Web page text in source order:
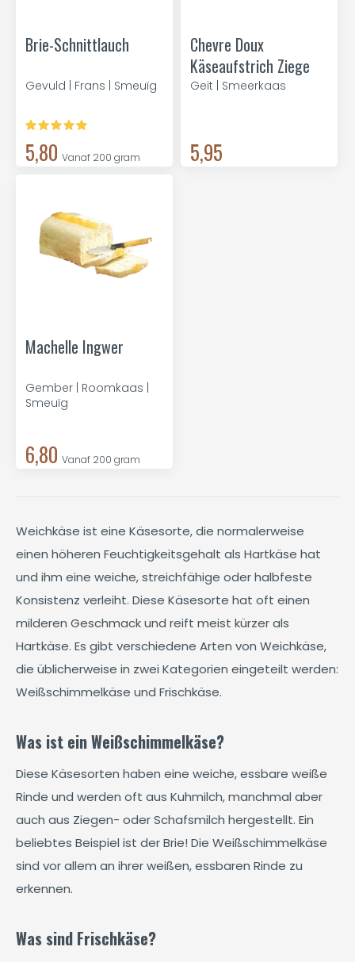
Brie-Schnittlauch
Gevuld | Frans | Smeuïg
5,80 Vanaf 200 gram
Chevre Doux
Käseaufstrich Ziege
Geit | Smeerkaas
5,95
Machelle Ingwer
Gember | Roomkaas |
Smeuïg
6,80 Vanaf 200 gram
Weichkäse ist eine Käsesorte, die normalerweise
einen höheren Feuchtigkeitsgehalt als Hartkäse hat
und ihm eine weiche, streichfähige oder halbfeste
Konsistenz verleiht. Diese Käsesorte hat oft einen
milderen Geschmack und reift meist kürzer als
Hartkäse. Es gibt verschiedene Arten von Weichkäse,
die üblicherweise in zwei Kategorien eingeteilt werden:
Weißschimmelkäse und Frischkäse.
Was ist ein Weißschimmelkäse?
Diese Käsesorten haben eine weiche, essbare weiße
Rinde und werden oft aus Kuhmilch, manchmal aber
auch aus Ziegen- oder Schafsmilch hergestellt. Ein
beliebtes Beispiel ist der Brie! Die Weißschimmelkäse
sind vor allem an ihrer weißen, essbaren Rinde zu
erkennen.
Was sind Frischkäse?